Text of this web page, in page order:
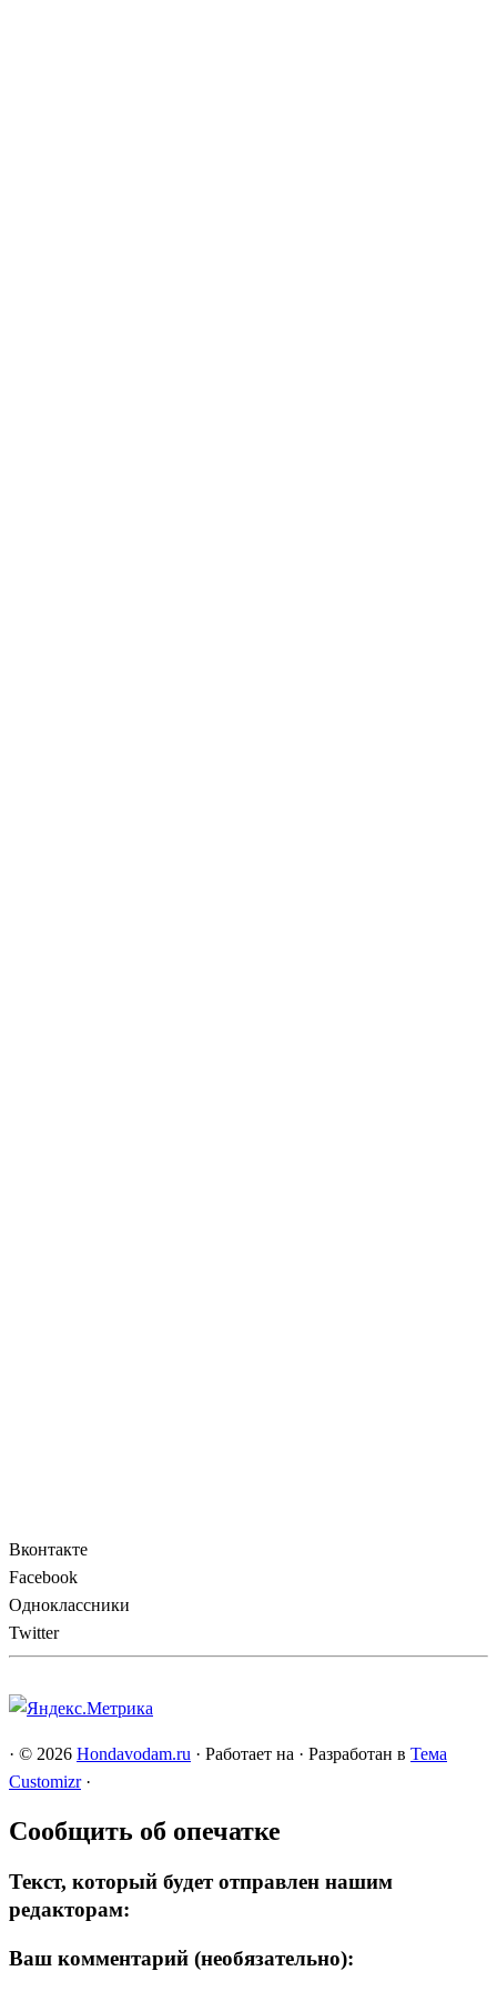
Вконтакте
Facebook
Одноклассники
Twitter
· © 2026 Hondavodam.ru · Работает на · Разработан в Тема
Customizr ·
Сообщить об опечатке
Текст, который будет отправлен нашим
редакторам:
Ваш комментарий (необязательно):